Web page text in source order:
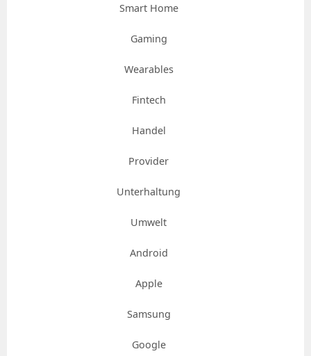
Smart Home
Gaming
Wearables
Fintech
Handel
Provider
Unterhaltung
Umwelt
Android
Apple
Samsung
Google